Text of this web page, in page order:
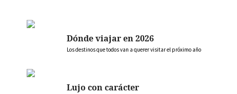
Dónde viajar en 2026
Los destinos que todos van a querer visitar el próximo año
Lujo con carácter